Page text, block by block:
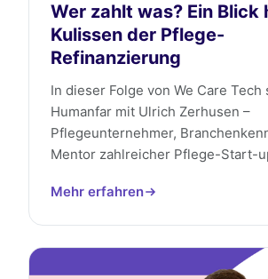
Wer zahlt was? Ein Blick
Kulissen der Pflege-
Refinanzierung
In dieser Folge von We Care
Humanfar mit Ulrich Zerhusen –
Pflegeunternehmer,
Mentor zahlreicher Pflege-Start-
Mehr erfahren